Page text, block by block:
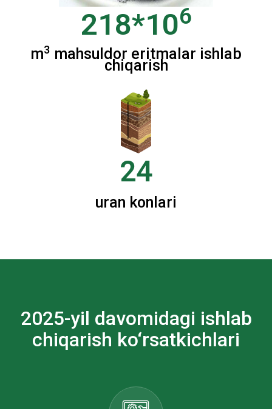
218*106
m3 mahsuldor eritmalar ishlab
chiqarish
24
uran konlari
2025-yil davomidagi ishlab
chiqarish ko‘rsatkichlari